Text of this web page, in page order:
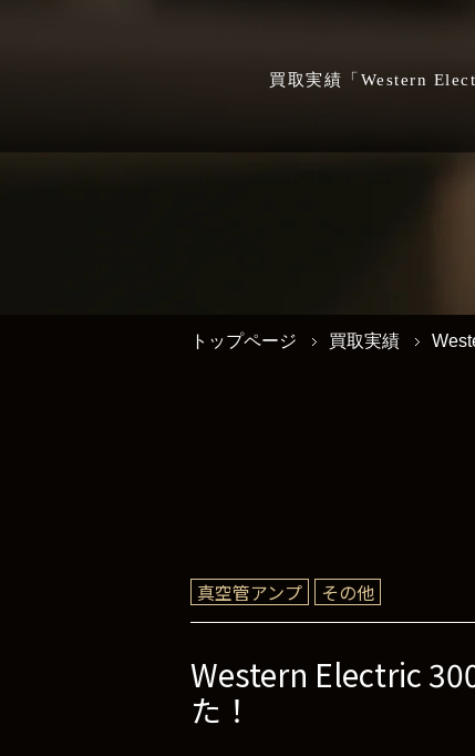
買取実績「Western
トップページ 買取実績
真空管アンプ その他
Western Electric
た！